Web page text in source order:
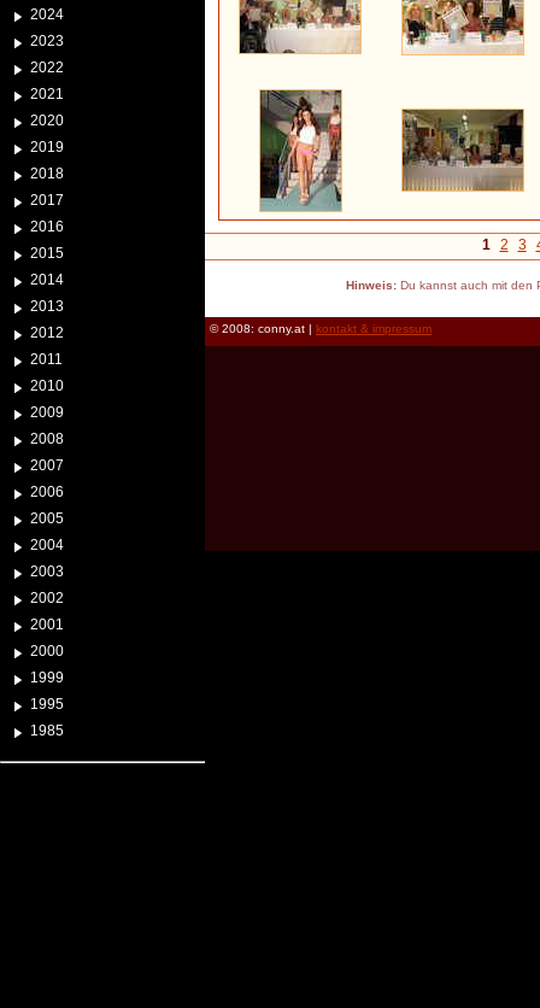
2024
2023
2022
2021
2020
2019
2018
2017
2016
2015
2014
2013
2012
2011
2010
2009
2008
2007
2006
2005
2004
2003
2002
2001
2000
1999
1995
1985
1 2 3
Hinweis:Du kannst auch mit den
© 2008: conny.at | kontakt & impressum